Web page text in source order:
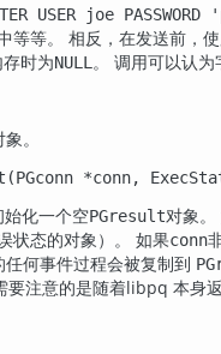
USER joe PASSWORD
等等。 相反，在发送前，
时为NULL 。 调用可以认
。
*conn,
化一个空PGresult对象
状态的对象）。 如果conn
何事件过程会被复制到
要注意的是随着libpq 本身